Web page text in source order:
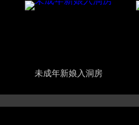
未成年新娘入洞房